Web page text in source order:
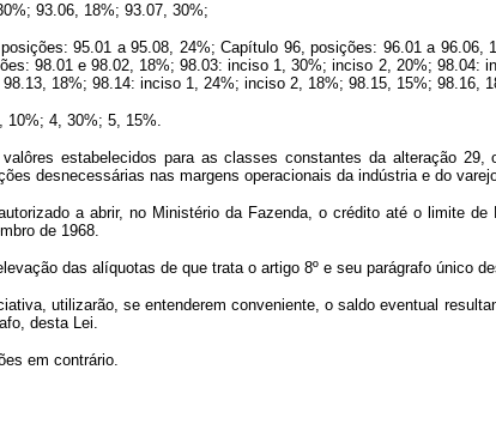
93.06, 18%; 93.07, 30%;
95.01 a 95.08, 24%; Capítulo 96, posições: 96.01 a 96.06,
98.01 e 98.02, 18%; 98.03: inciso 1, 30%; inciso 2, 20%; 98.04:
18%; 98.14: inciso 1, 24%; inciso 2, 18%; 98.15, 15%; 98.16,
10%; 4, 30%; 5, 15%.
estabelecidos para as classes constantes da alteração 29,
desnecessárias nas margens operacionais da indústria e
a abrir, no Ministério da Fazenda, o crédito até o limite
de 1968.
das alíquotas de que trata o artigo 8º e seu parágrafo único
utilizarão, se entenderem conveniente, o saldo eventual
desta Lei.
em contrário.